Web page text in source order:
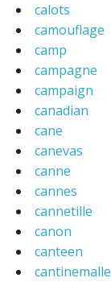
calots
camouflage
camp
campagne
campaign
canadian
cane
canevas
canne
cannes
cannetille
canon
canteen
cantinemalle